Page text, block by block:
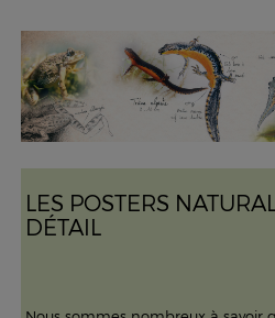
LES POSTERS
DÉTAIL